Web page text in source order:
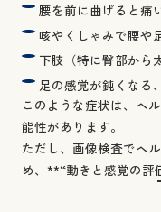
腰を前に曲げると痛
咳やくしゃみで腰や
下肢（特に臀部から
足の感覚が鈍くなる
このような症状は、ヘ
能性があります。
ただし、画像検査でヘ
め、**“動きと感覚の評